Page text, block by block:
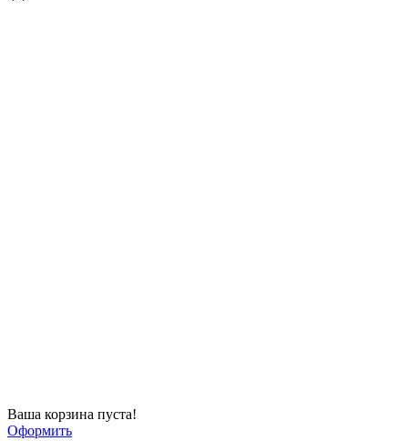
Ваша корзина пуста!
Оформить